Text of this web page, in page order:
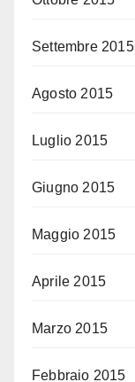
Settembre 2015
Agosto 2015
Luglio 2015
Giugno 2015
Maggio 2015
Aprile 2015
Marzo 2015
Febbraio 2015